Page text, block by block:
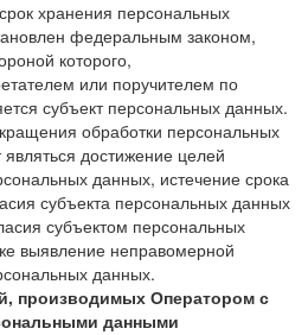
хранения персональных
федеральным законом,
которого,
или поручителем по
субъект персональных данных.
обработки персональных
достижение целей
данных, истечение срока
субъекта персональных данных
субъектом персональных
выявление неправомерной
данных.
производимых Оператором с
данными